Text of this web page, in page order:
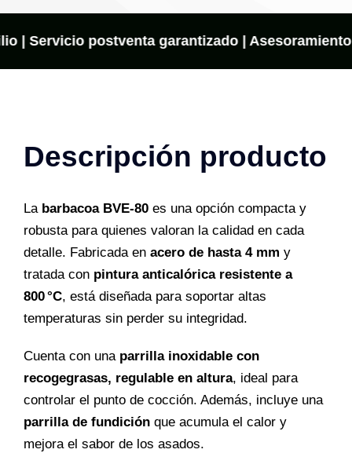
Inox
y
cantidad
| Servicio postventa garantizado | Asesoramiento
Descripción producto
La barbacoa BVE-80es una opción compacta y
robusta para quienes valoran la calidad en cada
detalle. Fabricada en acero de hasta 4 mm y
tratada con pintura anticalórica resistente a
800 °C, está diseñada para soportar altas
temperaturas sin perder su integridad.
Cuenta con una parrilla inoxidable con
recogegrasas, regulable en altura, ideal para
controlar el punto de cocción. Además, incluye una
parrilla de fundiciónque acumula el calor y
mejora el sabor de los asados.